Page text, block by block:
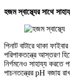
হজম স্বাস্থ্যের সাথে
পিনাট বাটারে থাকা
পরিপাকতন্ত্রে আস্তরণ
নির্গমনেও সাহায্য করতে
পাচনতন্ত্রের pH বজায়